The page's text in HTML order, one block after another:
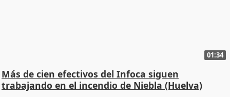
01:34
Más de cien efectivos del Infoca siguen
trabajando en el incendio de Niebla (Huelva)